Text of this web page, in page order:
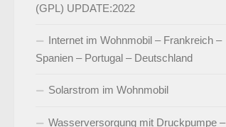
(GPL) UPDATE:2022
Internet im Wohnmobil – Frankreich –
Spanien – Portugal – Deutschland
Solarstrom im Wohnmobil
Wasserversorgung mit Druckpumpe –